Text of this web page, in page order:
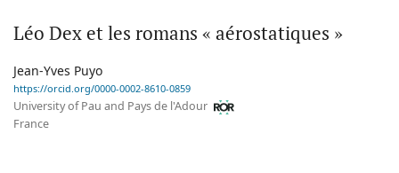
Léo Dex et les romans « aérostatiques »
Jean-Yves Puyo
https://orcid.org/0000-0002-8610-0859
University of Pau and Pays de l'Adour
France